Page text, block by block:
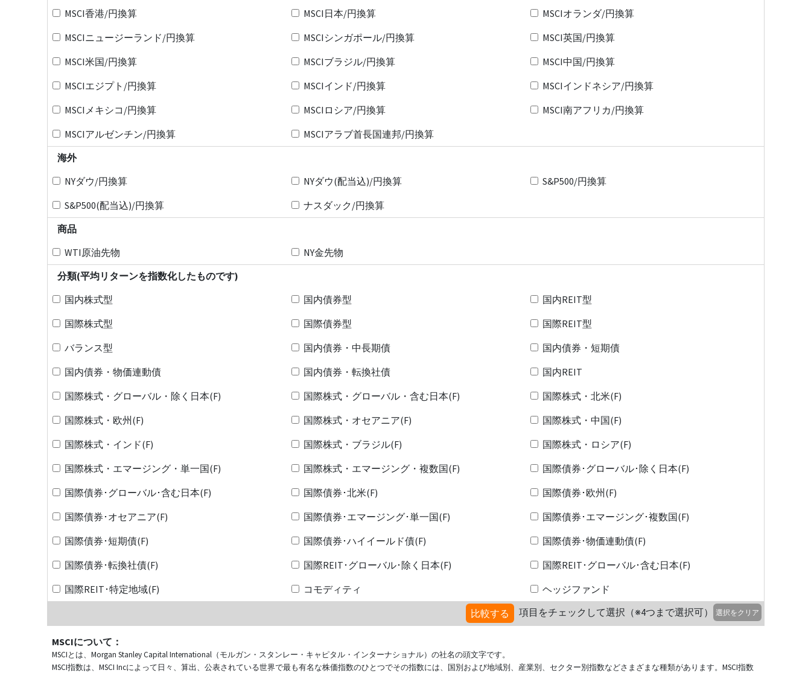
MSCI香港/円換算
MSCI日本/円換算
MSCIオランダ/円換算
MSCIニュージーランド/円換算
MSCIシンガポール/円換算
MSCI英国/円換算
MSCI米国/円換算
MSCIブラジル/円換算
MSCI中国/円換算
MSCIエジプト/円換算
MSCIインド/円換算
MSCIインドネシア/円換算
MSCIメキシコ/円換算
MSCIロシア/円換算
MSCI南アフリカ/円換算
MSCIアルゼンチン/円換算
MSCIアラブ首長国連邦/円換算
海外
NYダウ/円換算
NYダウ(配当込)/円換算
S&P500/円換算
S&P500(配当込)/円換算
ナスダック/円換算
商品
WTI原油先物
NY金先物
分類(平均リターンを指数化したものです)
国内株式型
国内債券型
国内REIT型
国際株式型
国際債券型
国際REIT型
バランス型
国内債券・中長期債
国内債券・短期債
国内債券・物価連動債
国内債券・転換社債
国内REIT
国際株式・グローバル・除く日本(F)
国際株式・グローバル・含む日本(F)
国際株式・北米(F)
国際株式・欧州(F)
国際株式・オセアニア(F)
国際株式・中国(F)
国際株式・インド(F)
国際株式・ブラジル(F)
国際株式・ロシア(F)
国際株式・エマージング・単一国(F)
国際株式・エマージング・複数国(F)
国際債券･グローバル･除く日本(F)
国際債券･グローバル･含む日本(F)
国際債券･北米(F)
国際債券･欧州(F)
国際債券･オセアニア(F)
国際債券･エマージング･単一国(F)
国際債券･エマージング･複数国(F)
国際債券･短期債(F)
国際債券･ハイイールド債(F)
国際債券･物価連動債(F)
国際債券･転換社債(F)
国際REIT･グローバル･除く日本(F)
国際REIT･グローバル･含む日本(F)
国際REIT･特定地域(F)
コモディティ
ヘッジファンド
比較する
項目をチェックして選択（※4つまで選択可） 選択をクリア
MSCIについて：
MSCIとは、Morgan Stanley Capital International（モルガン・スタンレー・キャピタル・インターナショナル）の社名の頭文字です。
MSCI指数は、MSCI Incによって日々、算出、公表されている世界で最も有名な株価指数のひとつでその指数には、国別および地域別、産業別、セクター別指数などさまざまな種類があります。MSCI指数